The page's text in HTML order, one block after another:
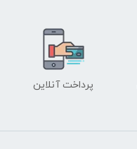
پرداخت آنلاین